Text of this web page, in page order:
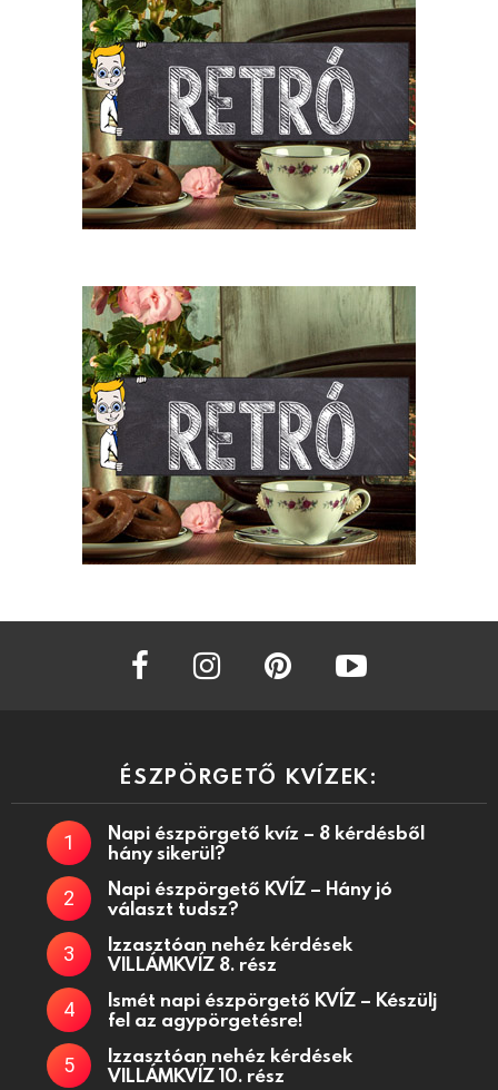
facebook instagram
ÉSZPÖRGETŐ KVÍZEK:
Napi észpörgető kvíz – 8 kérdésből
hány sikerül?
Napi észpörgető KVÍZ – Hány jó
választ tudsz?
Izzasztóan nehéz kérdések
VILLÁMKVÍZ 8. rész
Ismét napi észpörgető KVÍZ – Készülj
fel az agypörgetésre!
Izzasztóan nehéz kérdések
VILLÁMKVÍZ 10. rész